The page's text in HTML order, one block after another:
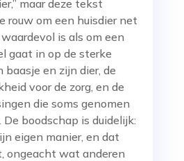
maar deze tekst
rouw om een huisdier net
is als om een
gaat in op de sterke
baasje en zijn dier, de
voor de zorg, en de
die soms genomen
boodschap is duidelijk:
eigen manier, en dat
ongeacht wat anderen